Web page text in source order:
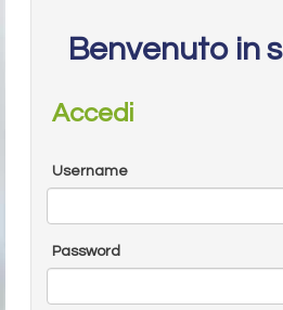
Benvenuto in
Accedi
Username
Password